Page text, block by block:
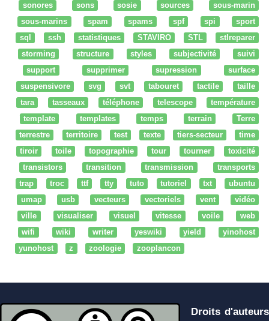
sonores
sons sosie sources
sous-marin
sous-marins
spam spams spf spi
sport
sql
ssh statistiques STAVIRO STL
stlreparer
storming
structure styles subjectivité
suivi
support
supprimer supression
surface
suspensivore
svg svt tabouret tactile
taille
tara
tasseaux téléphone telescope
température
template
templates temps terrain
Terre
terrestre
territoire test texte tiers-secteur
time
tiroir
toile topographie tour tourner
toxicité
transistors
transition transmission
transports
trap
troc ttf tty tuto tutoriel txt
ubuntu
umap
usb vecteurs vectoriels vent
vidéo
ville
visualiser visuel vitesse voile
web
wifi
wiki writer yeswiki yield
yinohost
yunohost
z zoologie zooplancon
Droits d'auteurs